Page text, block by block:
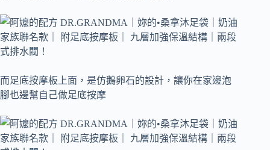
而足底按摩板上面，是仿鵝卵石的設計，讓你在家邊泡
腳也邊幫自己做足底按摩